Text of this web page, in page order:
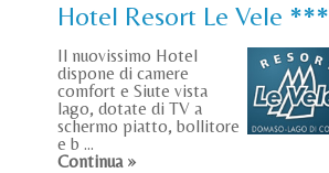
Hotel Resort Le Vele ***
Il nuovissimo Hotel
dispone di camere
comfort e Siute vista
lago, dotate di TV a
schermo piatto, bollitore
e b ...
Continua »